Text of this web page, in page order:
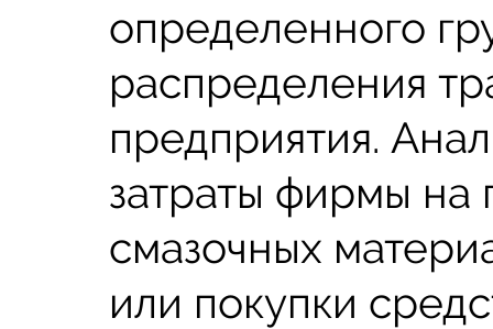
определенного
распределения
предприятия.
затраты фирмы на
смазочных
или покупки